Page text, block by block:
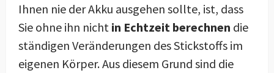
Ihnen nie der Akku ausgehen sollte, ist, dass
Sie ohne ihn nicht in Echtzeit berechnen die
ständigen Veränderungen des Stickstoffs im
eigenen Körper. Aus diesem Grund sind die